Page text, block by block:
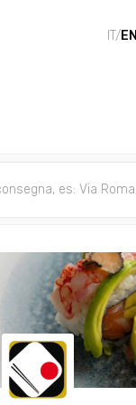
IT/EN